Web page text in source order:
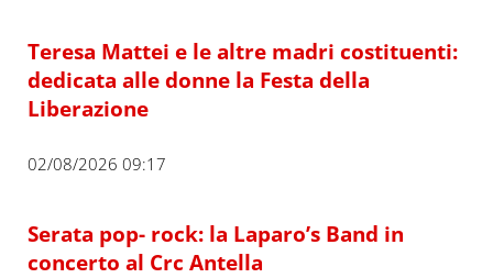
Teresa Mattei e le altre madri costituenti:
dedicata alle donne la Festa della
Liberazione
02/08/2026 09:17
Serata pop- rock: la Laparo’s Band in
concerto al Crc Antella